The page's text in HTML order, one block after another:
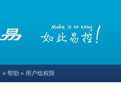
» 帮助 » 用户组权限